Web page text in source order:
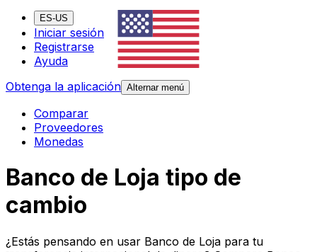
ES-US
Iniciar sesión
Registrarse
Ayuda
Obtenga la aplicación Alternar menú
Comparar
Proveedores
Monedas
Banco de Loja tipo de
cambio
¿Estás pensando en usar Banco de Loja para tu